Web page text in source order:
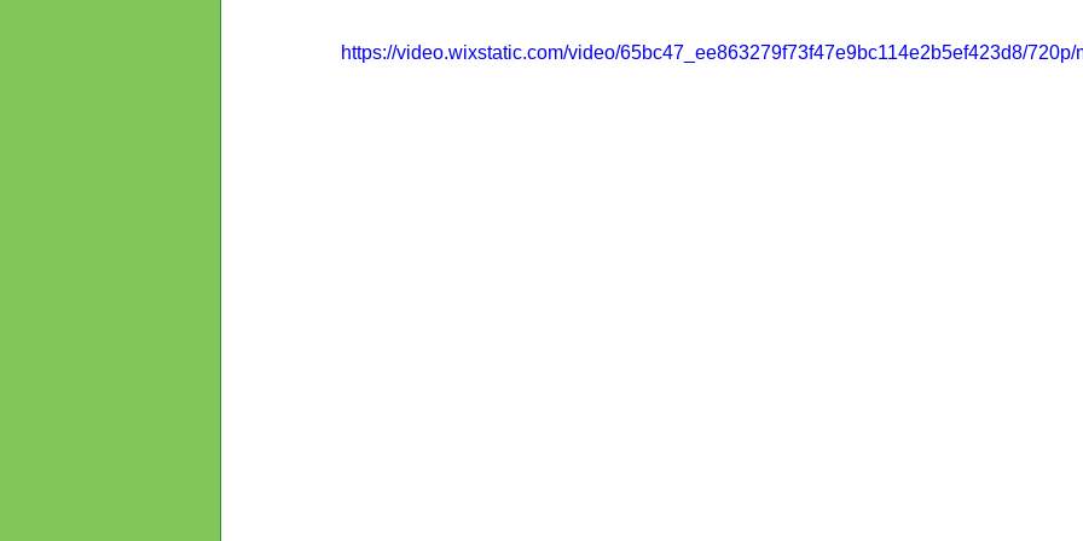
https://video.wixstatic.com/video/65bc47_ee863279f73f47e9bc114e2b5ef423d8/720p/